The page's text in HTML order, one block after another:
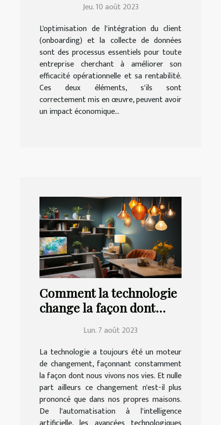
la collecte de données
Jeu. 10 août 2023
L'optimisation de l'intégration du client
(onboarding) et la collecte de données
sont des processus essentiels pour toute
entreprise cherchant à améliorer son
efficacité opérationnelle et sa rentabilité.
Ces deux éléments, s'ils sont
correctement mis en œuvre, peuvent avoir
un impact économique...
Comment la technologie
change la façon dont
Lun. 7 août 2023
La technologie a toujours été un moteur
de changement, façonnant constamment
la façon dont nous vivons nos vies. Et nulle
part ailleurs ce changement n'est-il plus
prononcé que dans nos propres maisons.
De l'automatisation à l'intelligence